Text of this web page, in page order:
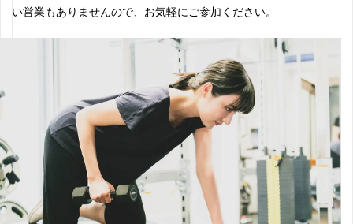
い営業もありませんので、お気軽にご参加ください。